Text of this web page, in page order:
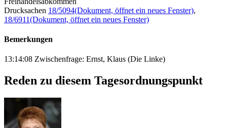
Drucksachen 18/5094(Dokument, öffnet ein neues Fenster),
18/6911(Dokument, öffnet ein neues Fenster)
Bemerkungen
13:14:08 Zwischenfrage: Ernst, Klaus (Die Linke)
Reden zu diesem Tagesordnungspunkt